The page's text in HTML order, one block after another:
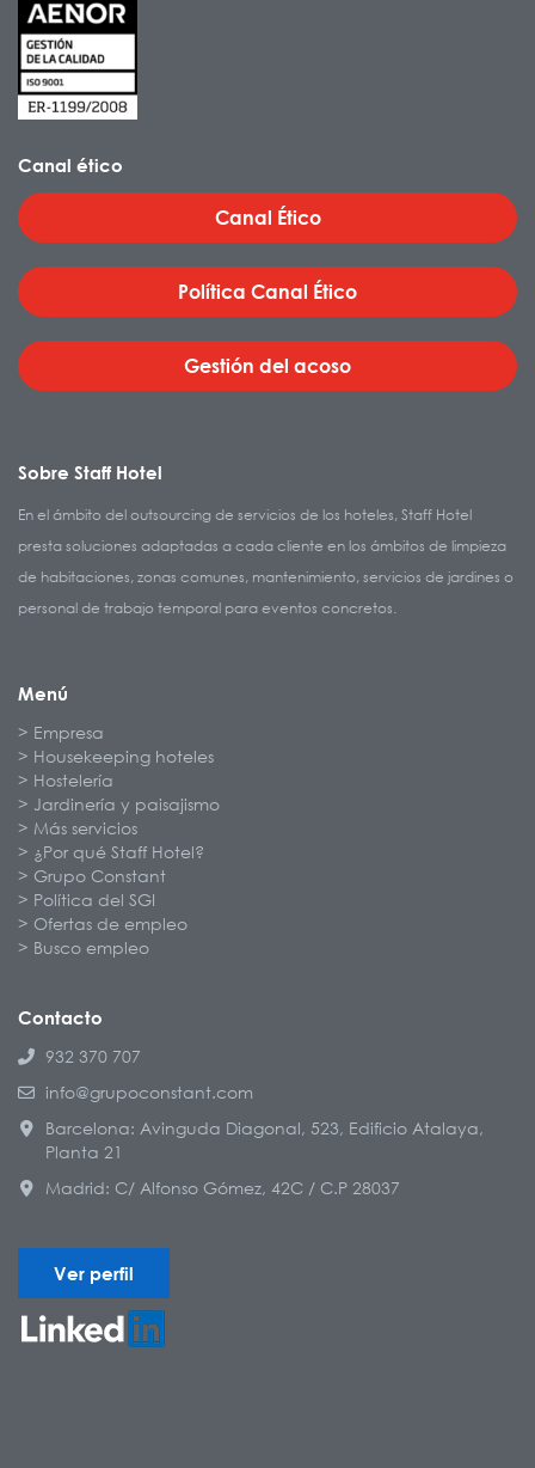
Canal ético
Canal Ético
Política Canal Ético
Gestión del acoso
Sobre Staff Hotel
En el ámbito del outsourcing de servicios de los hoteles, Staff Hotel
presta soluciones adaptadas a cada cliente en los ámbitos de limpieza
de habitaciones, zonas comunes, mantenimiento, servicios de jardines o
personal de trabajo temporal para eventos concretos.
Menú
Empresa
Housekeeping hoteles
Hostelería
Jardinería y paisajismo
Más servicios
¿Por qué Staff Hotel?
Grupo Constant
Política del SGI
Ofertas de empleo
Busco empleo
Contacto
932 370 707
info@grupoconstant.com
Barcelona: Avinguda Diagonal, 523, Edificio Atalaya,
Planta 21
Madrid: C/ Alfonso Gómez, 42C / C.P 28037
Ver perfil